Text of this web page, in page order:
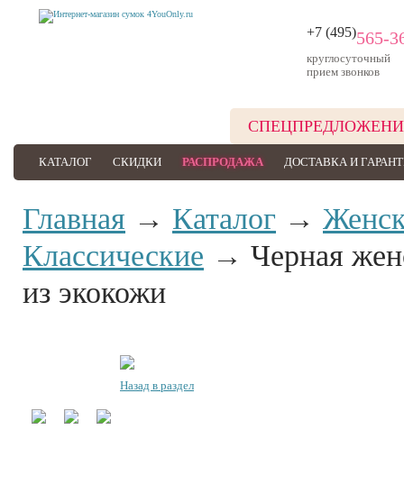
+7 (495)565-
круглосуточный
прием звонков
КАТАЛОГ СКИДКИ РАСПРОДАЖА ДОСТАВКА И
Главная → Каталог →
Классические → Черная
из экокожи
Назад в раздел